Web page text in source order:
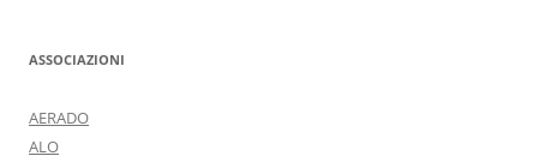
ASSOCIAZIONI
AERADO
ALO